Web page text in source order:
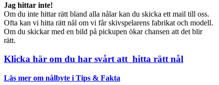
Jag hittar inte!
Om du inte hittar rätt bland alla nålar kan du skicka ett mail till oss.
Ofta kan vi hitta rätt nål om vi får skivspelarens fabrikat och modell.
Om du skickar med en bild på pickupen ökar chansen att det blir
rätt.
Klicka här om du har svårt att hitta rätt nål
Läs mer om nålbyte i Tips & Fakta